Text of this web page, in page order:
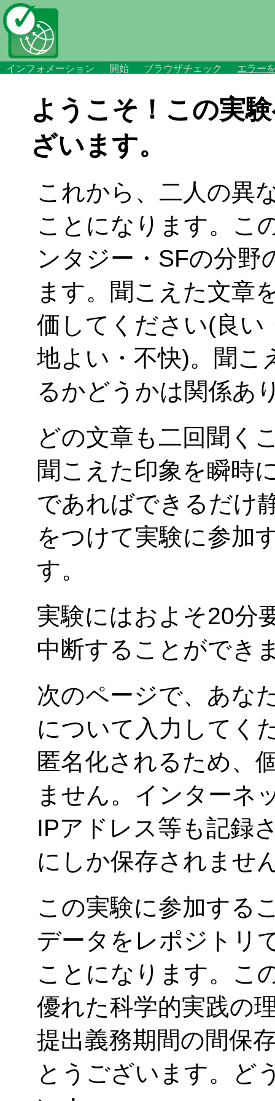
インフォメーション 開始 ブラウザチェック エラー
ようこそ！この実
ざいます。
これから、二人の異
ことになります。こ
ンタジー・SFの分野
ます。聞こえた文章
価してください(良い
地よい・不快)。聞こ
るかどうかは関係あ
どの文章も二回聞く
聞こえた印象を瞬時
であればできるだけ
をつけて実験に参加
す。
実験にはおよそ20分
中断することができ
次のページで、あな
について入力してく
匿名化されるため、
ません。インターネ
IPアドレス等も記録
にしか保存されませ
この実験に参加する
データをレポジトリ
ことになります。こ
優れた科学的実践の
提出義務期間の間保
とうございます。ど